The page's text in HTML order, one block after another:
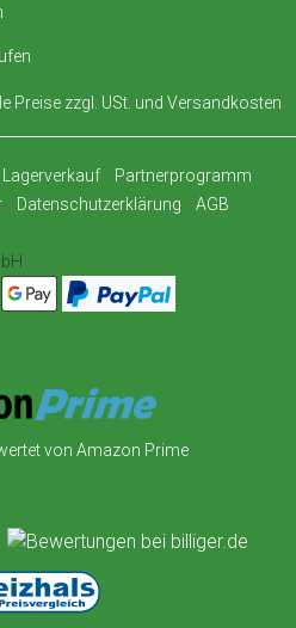
Preise zzgl. USt. und Versandkosten
Lagerverkauf
Partnerprogramm
Datenschutzerklärung
AGB
von Amazon Prime